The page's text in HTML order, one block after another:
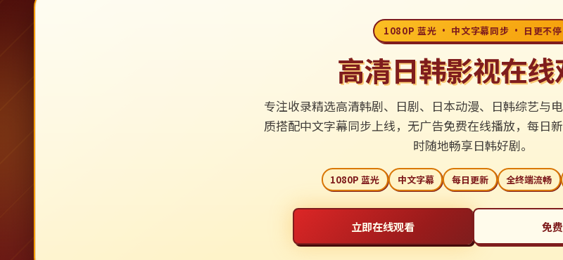
1080P 蓝光 · 中文字幕同步 · 日更不停
高清日韩影视在
专注收录精选高清韩剧、日剧、日本动漫、日韩综艺与
质搭配中文字幕同步上线，无广告免费在线播放，每日
时随地畅享日韩好剧。
1080P 蓝光 中文字幕 每日更新 全终端流畅
立即在线观看 免